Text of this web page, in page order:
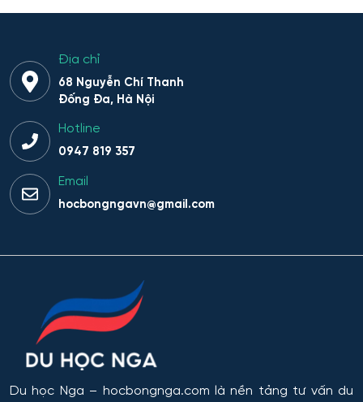
Địa chỉ
68 Nguyễn Chí Thanh
Đống Đa, Hà Nội
Hotline
0947 819 357
Email
hocbongngavn@gmail.com
Du học Nga – hocbongnga.com là nền tảng tư vấn du